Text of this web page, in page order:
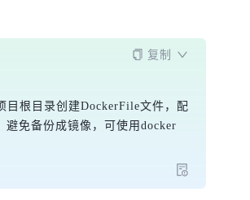
复制
目根目录创建DockerFile文件，配
避免备份成镜像，可使用docker